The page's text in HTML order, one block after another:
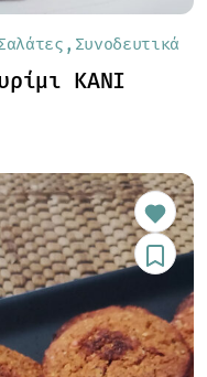
Συνοδευτικά
KANI